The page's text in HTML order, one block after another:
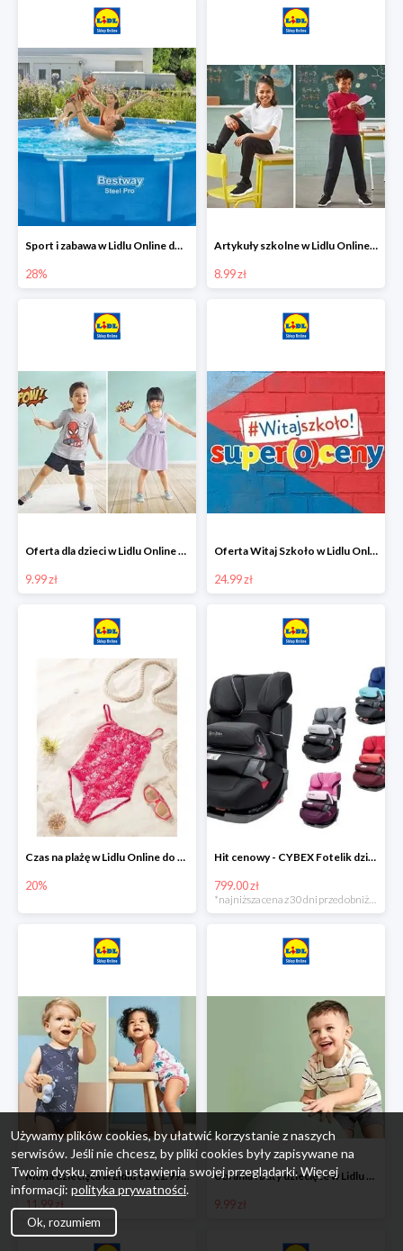
Sport i zabawa w Lidlu Online do -28%
28%
Artykuły szkolne w Lidlu Online od 8,99 zł
8.99 zł
Oferta dla dzieci w Lidlu Online od 9,99 zł
9.99 zł
Oferta Witaj Szkoło w Lidlu Online od 24,99 zł
24.99 zł
Czas na plażę w Lidlu Online do -20%
20%
Hit cenowy - CYBEX Fotelik dziecięcy samochodowy Pallasfix grupa I-III, 9-36 kg
799.00 zł
Moda dziecięca w Lidlu od 11.99 zł
11.99 zł
Ubrania i buty dziecięce w Lidlu Online od 9,99 zł
9.99 zł
Używamy plików cookies, by ułatwić korzystanie z naszych
serwisów. Jeśli nie chcesz, by pliki cookies były zapisywane na
Twoim dysku, zmień ustawienia swojej przeglądarki. Więcej
informacji: polityka prywatności.
Ok, rozumiem